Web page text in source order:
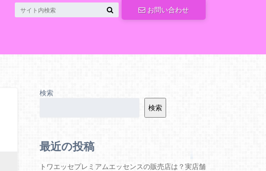
お問い合わせ
検索
検索
最近の投稿
トワエッセプレミアムエッセンスの販売店は？実店舗